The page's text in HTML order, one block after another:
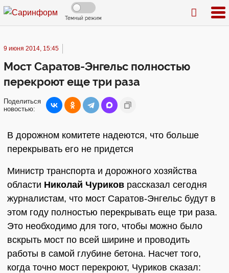
Темный режим
9 июня 2014, 15:45
Мост Саратов-Энгельс полностью
перекроют еще три раза
Поделиться
новостью:
В дорожном комитете надеются, что больше
перекрывать его не придется
Министр транспорта и дорожного хозяйства
области Николай Чуриков рассказал сегодня
журналистам, что мост Саратов-Энгельс будут в
этом году полностью перекрывать еще три раза.
Это необходимо для того, чтобы можно было
вскрыть мост по всей ширине и проводить
работы в самой глубине бетона. Насчет того,
когда точно мост перекроют, Чуриков сказал: